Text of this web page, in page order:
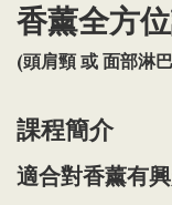
香薰全方
(頭肩頸 或 面部淋
課程簡介
適合對香薰有